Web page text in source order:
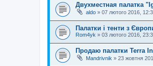
Двухместная палатка
aldo » 07 лютого 2016,
Палатки і тенти з
Rom4yk » 03 лютого 2016,
Продаю палатки Terra
Mandrivnik » 23 жовтня